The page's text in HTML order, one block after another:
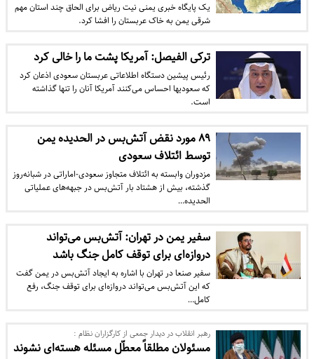
یک پایگاه خبری یمنی نیت ریاض برای الحاق چند استان مهم
شرقی یمن به خاک عربستان را افشا کرد.
ترکی الفیصل: آمریکا پشت ما را خالی کرد
رئیس پیشین دستگاه اطلاعاتی عربستان سعودی اذعان کرد
که سعودیها احساس می‌کنند آمریکا آنان را تنها گذاشته
است.
۸۹ مورد نقض آتش‌بس در الحدیده یمن
توسط ائتلاف سعودی
مزدوران وابسته به ائتلاف متجاوز سعودی-اماراتی در شبانه‌روز
گذشته، بیش از هشتاد بار آتش‌بس در جبهه‌های عملیاتی
الحدیده…
سفیر یمن در تهران: آتش‌بس می‌تواند
دروازه‌ای برای توقف کامل جنگ باشد
سفیر صنعا در تهران با اشاره به ایجاد آتش‌بس در یمن گفت
که این آتش‌بس می‌تواند دروازه‌ای برای توقف جنگ، رفع
کامل…
رهبر انقلاب در دیدار جمعی از کارگزاران نظام :
مسئولان مطلقاً معطّل مسئله هسته‌ای نشوند